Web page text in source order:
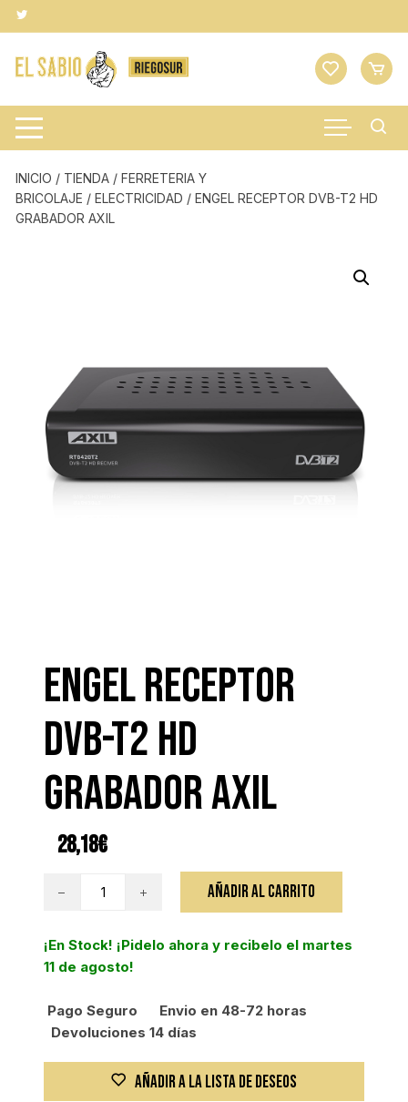
Saltar
al
contenido
INICIO / TIENDA /FERRETERIA Y
BRICOLAJE /ELECTRICIDAD / ENGEL RECEPTOR DVB-T2 HD
GRABADOR AXIL
ENGEL RECEPTOR
DVB-T2 HD
GRABADOR AXIL
28,18€
ENGEL
T2
HD
AXIL
cantidad
AÑADIR AL CARRITO
¡En Stock! ¡Pidelo ahora y recibelo el martes
11 de agosto!
Pago Seguro
Envio en 48-72 horas
Devoluciones 14 días
AÑADIR A LA LISTA DE DESEOS